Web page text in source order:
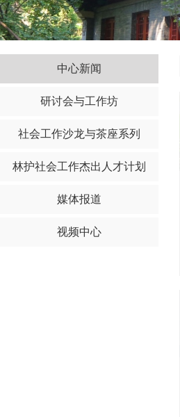
中心新闻
研讨会与工作坊
社会工作沙龙与茶座系列
林护社会工作杰出人才计划
媒体报道
视频中心